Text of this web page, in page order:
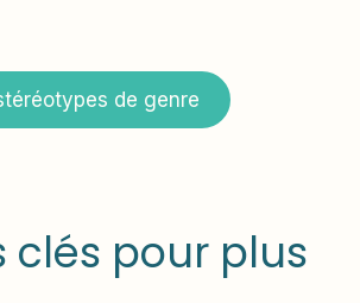
de genre
clés pour plus